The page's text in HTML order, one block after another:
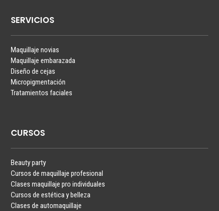
SERVICIOS
Maquillaje novias
Maquillaje embarazada
Diseño de cejas
Micropigmentación
Tratamientos faciales
CURSOS
Beauty party
Cursos de maquillaje profesional
Clases maquillaje pro individuales
Cursos de estética y belleza
Clases de automaquillaje